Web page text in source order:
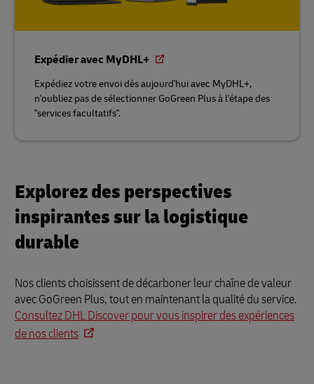
Expédier avec MyDHL+
Expédiez votre envoi dès aujourd'hui avec MyDHL+,
n'oubliez pas de sélectionner GoGreen Plus à l'étape des
"services facultatifs".
Explorez des perspectives
inspirantes sur la logistique
durable
Nos clients choisissent de décarboner leur chaîne de valeur
avec GoGreen Plus, tout en maintenant la qualité du service.
Consultez DHL Discover pour vous inspirer des expériences
de nos clients